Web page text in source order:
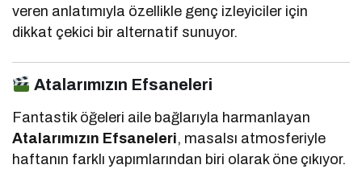
veren anlatımıyla özellikle genç izleyiciler için
dikkat çekici bir alternatif sunuyor.
Atalarımızın Efsaneleri
Fantastik öğeleri aile bağlarıyla harmanlayan
Atalarımızın Efsaneleri, masalsı atmosferiyle
haftanın farklı yapımlarından biri olarak öne çıkıyor.